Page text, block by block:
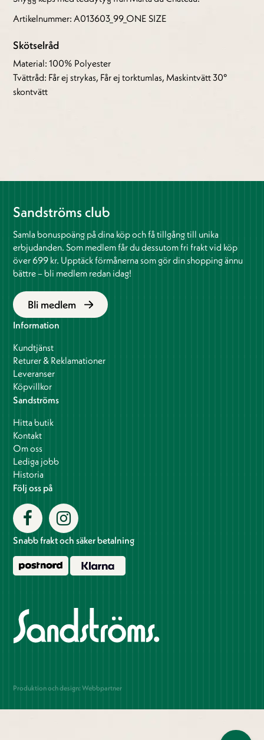
Artikelnummer: A013603_99_ONE SIZE
Skötselråd
Material: 100% Polyester
Tvättråd: Får ej strykas, Får ej torktumlas, Maskintvätt 30°
skontvätt
Sandströms club
Samla bonuspoäng på dina köp och få tillgång till unika
erbjudanden. Som medlem får du dessutom fri frakt vid köp
över 699 kr. Upptäck förmånerna som gör din shopping ännu
bättre – bli medlem redan idag!
Bli medlem
Information
Kundtjänst
Returer & Reklamationer
Leveranser
Köpvillkor
Sandströms
Hitta butik
Kontakt
Om oss
Lediga jobb
Historia
Följ oss på
Snabb frakt och säker betalning
Produktion och design: Webbpartner